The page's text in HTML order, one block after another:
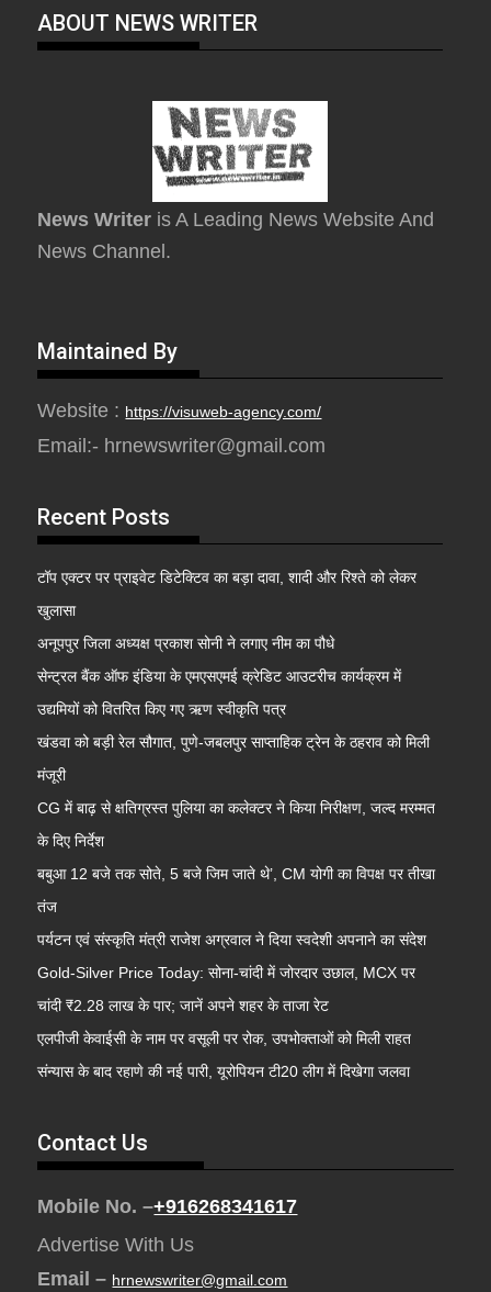
ABOUT NEWS WRITER
News Writer is A Leading News Website And
News Channel.
Maintained By
Website : https://visuweb-agency.com/
Email:- hrnewswriter@gmail.com
Recent Posts
टॉप एक्टर पर प्राइवेट डिटेक्टिव का बड़ा दावा, शादी और रिश्ते को लेकर
खुलासा
अनूपपुर जिला अध्यक्ष प्रकाश सोनी ने लगाए नीम का पौधे
सेन्ट्रल बैंक ऑफ इंडिया के एमएसएमई क्रेडिट आउटरीच कार्यक्रम में
उद्यमियों को वितरित किए गए ऋण स्वीकृति पत्र
खंडवा को बड़ी रेल सौगात, पुणे-जबलपुर साप्ताहिक ट्रेन के ठहराव को मिली
मंजूरी
CG में बाढ़ से क्षतिग्रस्त पुलिया का कलेक्टर ने किया निरीक्षण, जल्द मरम्मत
के दिए निर्देश
बबुआ 12 बजे तक सोते, 5 बजे जिम जाते थे’, CM योगी का विपक्ष पर तीखा
तंज
पर्यटन एवं संस्कृति मंत्री राजेश अग्रवाल ने दिया स्वदेशी अपनाने का संदेश
Gold-Silver Price Today: सोना-चांदी में जोरदार उछाल, MCX पर
चांदी ₹2.28 लाख के पार; जानें अपने शहर के ताजा रेट
एलपीजी केवाईसी के नाम पर वसूली पर रोक, उपभोक्ताओं को मिली राहत
संन्यास के बाद रहाणे की नई पारी, यूरोपियन टी20 लीग में दिखेगा जलवा
Contact Us
Mobile No. –+916268341617
Advertise With Us
Email – hrnewswriter@gmail.com